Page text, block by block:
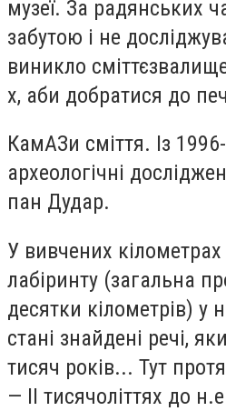
музеї. За радянських
забутою і не
виникло
х, аби добратися до
КамАЗи сміття. Із
археологічні
пан Дудар.
У вивчених кілометрах
лабіринту (загальна
десятки кілометрів) у
стані знайдені речі,
тисяч років... Тут
— ІІ тисячоліттях до